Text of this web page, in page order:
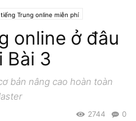
Trung online miễn phí
online ở đâu
Bài 3
bản nâng cao hoàn toàn
0
2744